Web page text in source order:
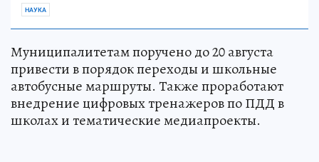
НАУКА
Муниципалитетам поручено до 20 августа
привести в порядок переходы и школьные
автобусные маршруты. Также проработают
внедрение цифровых тренажеров по ПДД в
школах и тематические медиапроекты.